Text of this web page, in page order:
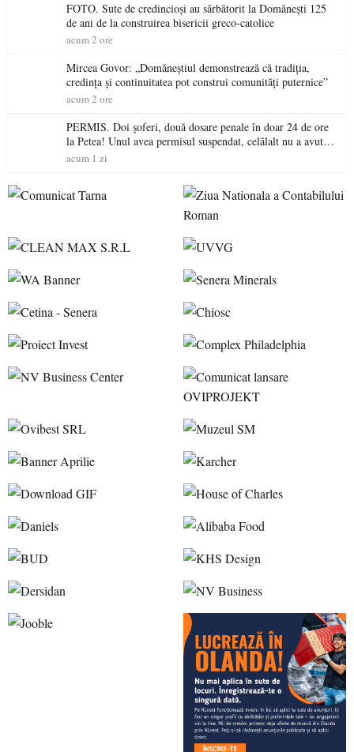
FOTO. Sute de credincioși au sărbătorit la Domănești 125
de ani de la construirea bisericii greco-catolice
acum 2 ore
Mircea Govor: „Domăneștiul demonstrează că tradiția,
credința și continuitatea pot construi comunități puternice”
acum 2 ore
PERMIS. Doi șoferi, două dosare penale în doar 24 de ore
la Petea! Unul avea permisul suspendat, celălalt nu a avut
niciodată permis
acum 1 zi